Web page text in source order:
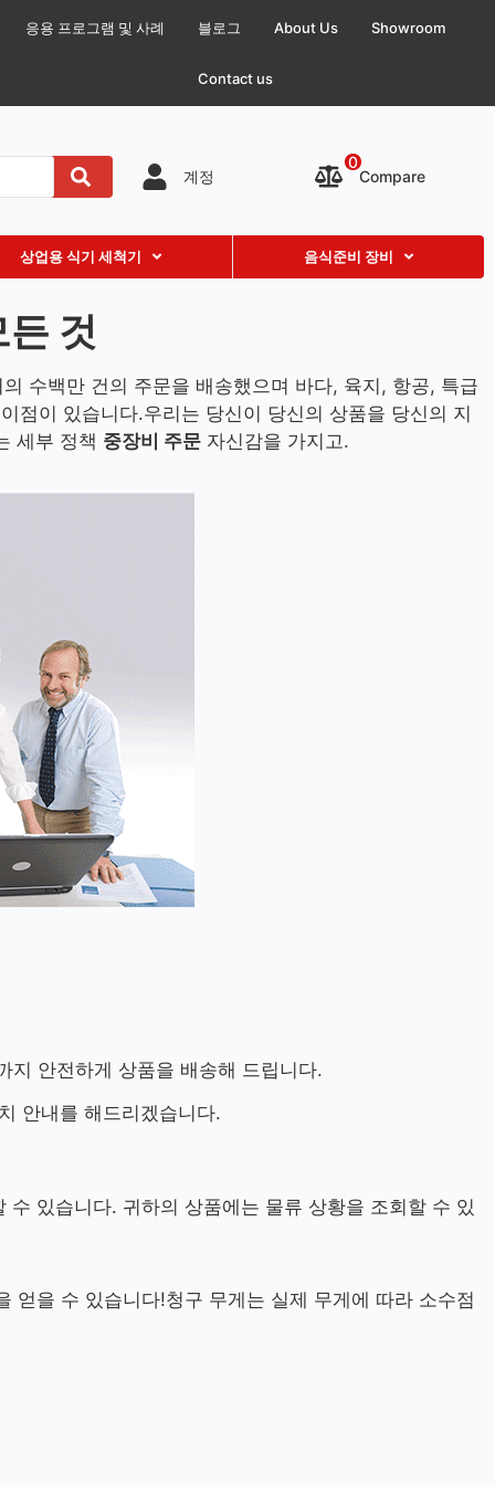
응용 프로그램 및 사례 블로그 About Us Showroom
Contact us
계정 Compare
0
상업용 식기 세척기 음식준비 장비
것
수백만 건의 주문을 배송했으며 바다, 육지, 항공, 특급
점이 있습니다.우리는 당신이 당신의 상품을 당신의 지
세부 정책 중장비 주문 자신감을 가지고.
지 안전하게 상품을 배송해 드립니다.
안내를 해드리겠습니다.
있습니다. 귀하의 상품에는 물류 상황을 조회할 수 있
얻을 수 있습니다!청구 무게는 실제 무게에 따라 소수점